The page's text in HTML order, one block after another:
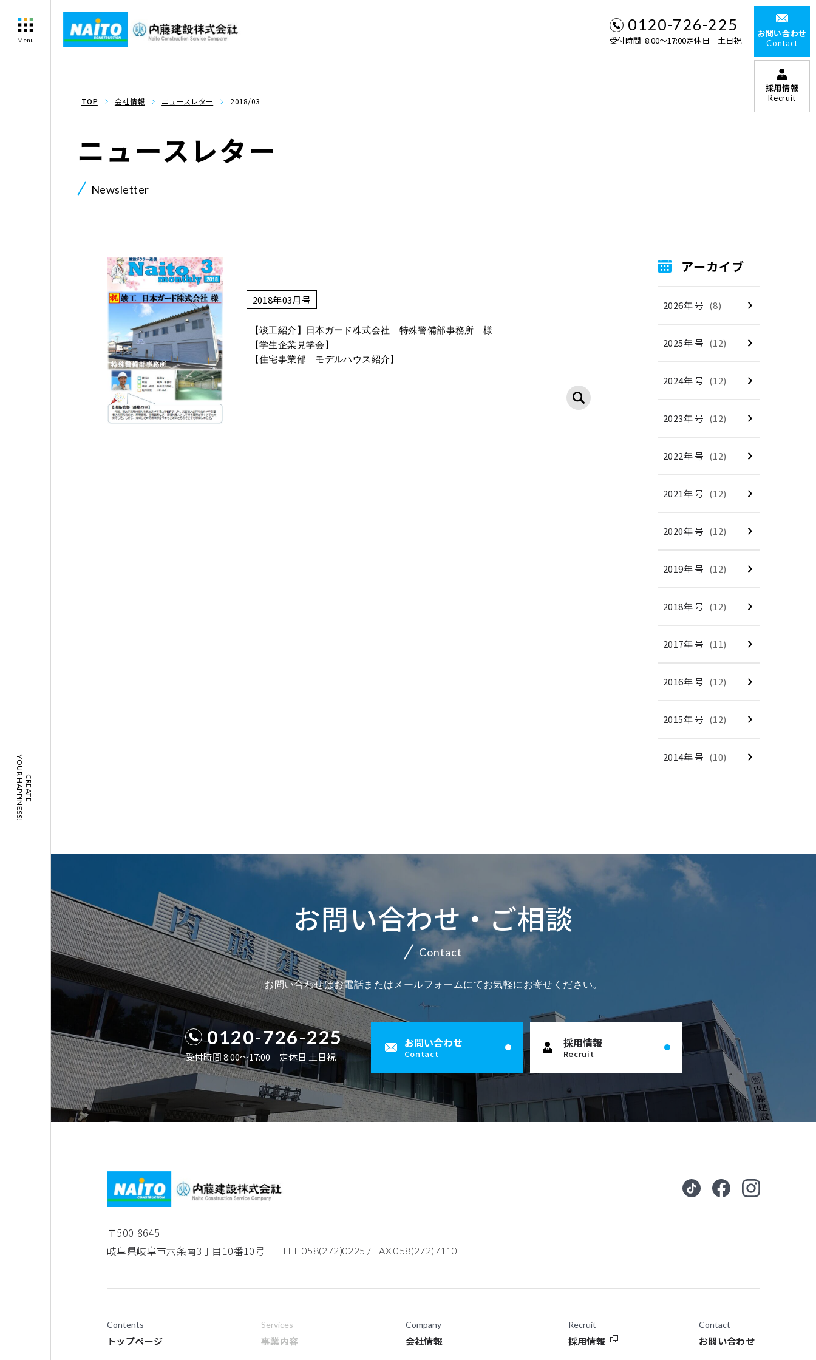
0120-726-225
受付時間 8:00〜17:00定休日 土日祝
お問い合わせ
Contact
採用情報
Recruit
Menu
CREATE
YOUR HAPPINESS!
TOP 会社情報 ニュースレター 2018/03
Newsletter
ニュースレター
2018年03月号
【竣工紹介】日本ガード株式会社 特殊警備部事務所 様
【学生企業見学会】
【住宅事業部 モデルハウス紹介】
アーカイブ
2026年 号 (8)
2025年 号 (12)
2024年 号 (12)
2023年 号 (12)
2022年 号 (12)
2021年 号 (12)
2020年 号 (12)
2019年 号 (12)
2018年 号 (12)
2017年 号 (11)
2016年 号 (12)
2015年 号 (12)
2014年 号 (10)
お問い合わせはお電話またはメールフォームにてお気軽にお寄せください。
Contact
お問い合わせ・ご相談
0120-726-225
受付時間 8:00〜17:00 定休日 土日祝
お問い合わせ
Contact
採用情報
Recruit
〒500-8645
岐阜県岐阜市六条南3丁目10番10号
TEL 058(272)0225 / FAX 058(272)7110
Contents
トップページ
Services
事業内容
Company
会社情報
Recruit
採用情報
Contact
お問い合わせ